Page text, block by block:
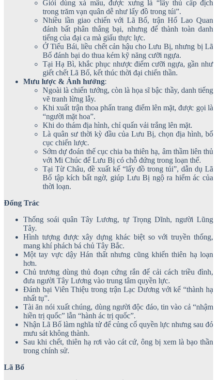
Giỏi dùng xà mâu, được xưng là “lấy thủ cấp địch
trong trăm vạn quân dễ như lấy đồ trong túi”.
Nhiều lần giao chiến với Lã Bố, trận Hổ Lao Quan
đánh bất phân thắng bại, nhưng để thành toàn danh
tiếng của đại ca mà giấu thực lực.
Ở Tiểu Bái, liều chết cản hậu cho Lưu Bị, nhưng bị Lã
Bố đánh bại do thua kém kỹ năng cưỡi ngựa.
Tại Hạ Bì, khắc phục nhược điểm cưỡi ngựa, gần như
giết chết Lã Bố, kết thúc thời đại chiến thần.
Mưu lược & Ảnh hưởng:
Ngoài là chiến tướng, còn là họa sĩ bậc thầy, danh tiếng
vẽ tranh lừng lẫy.
Khi xuất trận thoa phấn trang điểm lên mặt, được gọi là
“người mặt hoa”.
Khi do thám địa hình, chỉ quấn vải trắng lên mặt.
Là quân sư thời kỳ đầu của Lưu Bị, chọn địa hình, bố
cục chiến lược.
Sớm dự đoán thế cục chia ba thiên hạ, âm thầm liên thủ
với Mi Chúc để Lưu Bị có chỗ đứng trong loạn thế.
Tại Từ Châu, đề xuất kế “lấy đồ trong túi”, dẫn dụ Lã
Bố tập kích bất ngờ, giúp Lưu Bị ngộ ra hiểm ác của
thời loạn.
Đổng Trác
Thống soái quân Tây Lương, tự Trọng Dĩnh, người Lũng
Tây.
Hình tượng được xây dựng khác biệt so với truyền thống,
mang khí phách bá chủ Tây Bắc.
Một tay vực dậy Hán thất nhưng cũng khiến thiên hạ loạn
hơn.
Chủ trương dùng thủ đoạn cứng rắn để cải cách triều đình,
đưa người Tây Lương vào trung tâm quyền lực.
Đánh bại Viên Thiệu trong trận Lạc Dương với kế “thành hạ
nhất tụ”.
Tài ăn nói xuất chúng, dùng người độc đáo, tin vào cả “nhậm
hiền trị quốc” lẫn “hành ác trị quốc”.
Nhận Lã Bố làm nghĩa tử để củng cố quyền lực nhưng sau đó
mưu sát không thành.
Sau khi chết, thiên hạ rơi vào cát cứ, ông bị xem là bạo thần
trong chính sử.
Lã Bố